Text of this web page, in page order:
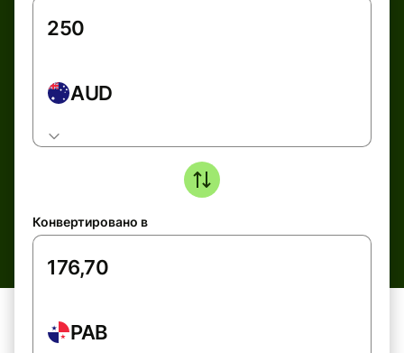
AUD
Конвертировано в
PAB